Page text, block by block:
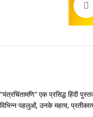
“यंत्रचिंतामणि” एक प्रसिद्ध हिंदी
विभिन्न पहलुओं, उनके महत्व,